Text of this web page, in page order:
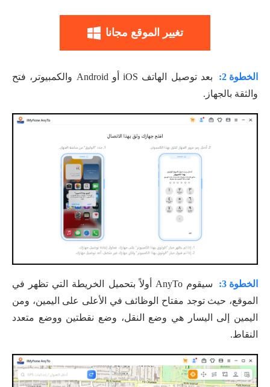
تغيير الموقع مجانا
الخطوة 2:
بعد توصيل الهاتف iOS أو Android والكمبيوتر، فتح
والثقة بالجهاز.
الخطوة 3:
سيقوم AnyTo أولاً بتحميل الخريطة التي تظهر في
الموقع، حيث توجد مفتاح الوظائف في الأعلى على اليمين، ومن
اليمين إلى اليسار هي وضع النقل، وضع نقطتين ووضع متعدد
النقاط.